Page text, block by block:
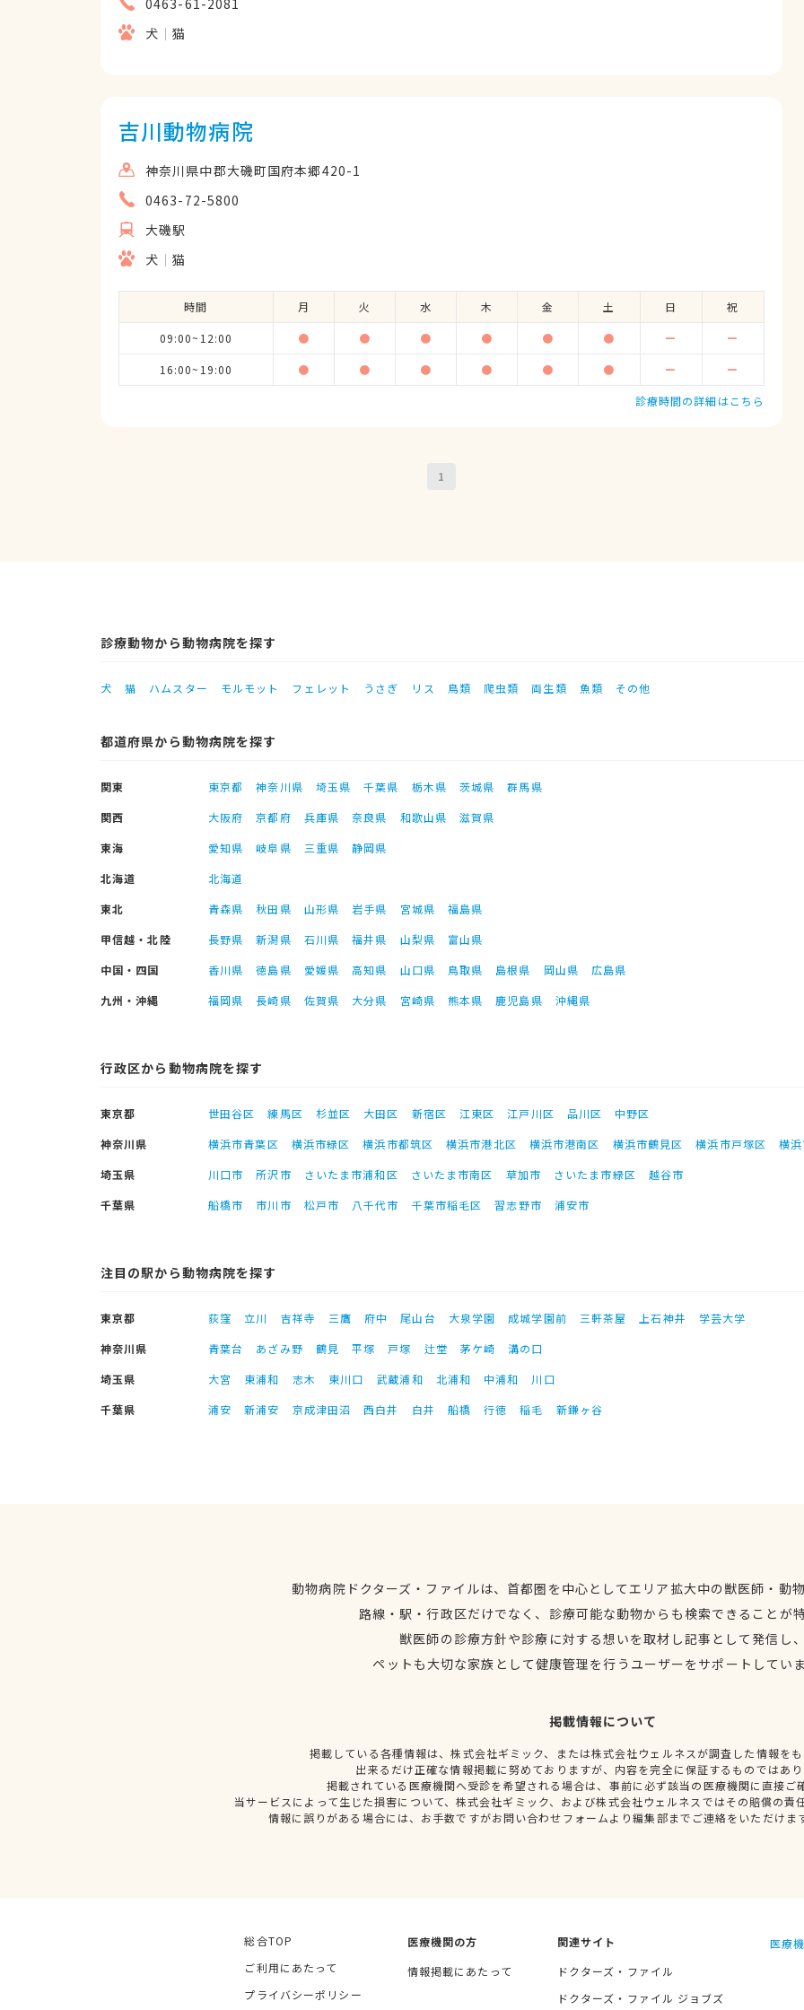
0463-61-2081
犬
猫
吉川動物病院
神奈川県中郡大磯町国府本郷420-1
0463-72-5800
大磯駅
犬
猫
時間 月 火 水 木 金 土 日 祝
09:00~12:00 ● ● ● ● ● ● ー ー
16:00~19:00 ● ● ● ● ● ● ー ー
診療時間の詳細はこちら
1
診療動物から動物病院を探す
犬 猫 ハムスター モルモット フェレット うさぎ リス 鳥類 爬虫類 両生類 魚類 その他
都道府県から動物病院を探す
関東 東京都 神奈川県 埼玉県 千葉県 栃木県 茨城県
群馬県
関西
大阪府 京都府 兵庫県 奈良県 和歌山県
滋賀県
東海
愛知県 岐阜県 三重県
静岡県
北海道
北海道
東北
青森県 秋田県 山形県 岩手県 宮城県
福島県
甲信越・北陸
長野県 新潟県 石川県 福井県 山梨県
富山県
中国・四国
香川県 徳島県 愛媛県 高知県 山口県 鳥取県 島根県 岡山県
広島県
九州・沖縄
福岡県 長崎県 佐賀県 大分県 宮崎県 熊本県 鹿児島県 沖縄県
行政区から動物病院を探す
東京都 世田谷区 練馬区 杉並区 大田区 新宿区 江東区 江戸川区 品川区
中野区
神奈川県
横浜市青葉区 横浜市緑区 横浜市都筑区 横浜市港北区 横浜市港南区 横浜市鶴見区 横浜市戸塚区
横
埼玉県
川口市 所沢市 さいたま市浦和区 さいたま市南区 草加市 さいたま市緑区
越谷市
千葉県
船橋市 市川市 松戸市 八千代市 千葉市稲毛区 習志野市 浦安市
注目の駅から動物病院を探す
東京都 荻窪 立川 吉祥寺 三鷹 府中 尾山台 大泉学園 成城学園前 三軒茶屋 上石神井
学芸大学
神奈川県
青葉台 あざみ野 鶴見 平塚 戸塚 辻堂 茅ケ崎
溝の口
埼玉県
大宮 東浦和 志木 東川口 武蔵浦和 北浦和 中浦和
川口
千葉県
浦安 新浦安 京成津田沼 西白井 白井 船橋 行徳 稲毛 新鎌ヶ谷
動物病院ドクターズ・ファイルは、首都圏を中心としてエリア拡大中の獣医師・動
路線・駅・行政区だけでなく、診療可能な動物からも検索できることが
獣医師の診療方針や診療に対する想いを取材し記事として発信し
ペットも大切な家族として健康管理を行うユーザーをサポートしてい
掲載情報について
掲載している各種情報は、株式会社ギミック、または株式会社ウェルネスが調査した情報を
出来るだけ正確な情報掲載に努めておりますが、内容を完全に保証するものではあ
掲載されている医療機関へ受診を希望される場合は、事前に必ず該当の医療機関に直接ご
当サービスによって生じた損害について、株式会社ギミック、および株式会社ウェルネスではその賠償の責
情報に誤りがある場合には、お手数ですがお問い合わせフォームより編集部までご連絡をいただけま
総合TOP
ご利用にあたって
プライバシーポリシー
医療機関の方
情報掲載にあたって
関連サイト
ドクターズ・ファイル
ドクターズ・ファイル ジョブズ
医療